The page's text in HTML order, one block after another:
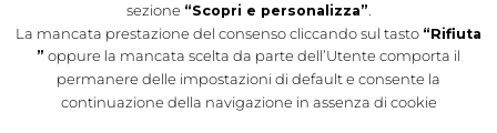
Il Mercato del Duomo è un progetto di Autogrill.Legal
Disclaimer |Privacy
sezione “Scopri e personalizza”
La mancata prestazione del consenso cliccando sul tasto “Rifiuta
” oppure la mancata scelta da parte dell’Utente comporta il
permanere delle impostazioni di default e consente la
continuazione della navigazione in assenza di cookie